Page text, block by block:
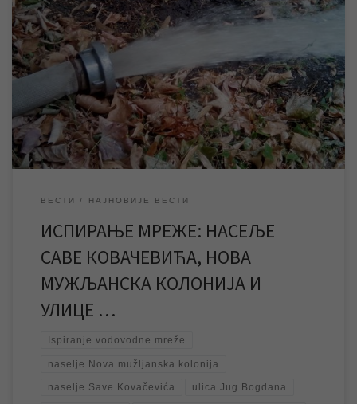
Данас у току преподнева радници ЈКП „Водовод и
канализација“ вршиће испирање водоводне мреже у насељу
Сава Ковачевић и Новој мужљанској колонији као и у улицама
Југ Богдана и Нушићевој. Из тог разлога могуће је да ће у
насељима у којима се врши испирање мреже, као и у
наведеним и околним […]
ВЕСТИ НАЈНОВИЈЕ ВЕСТИ
ИСПИРАЊЕ МРЕЖЕ: НАСЕЉЕ
САВЕ КОВАЧЕВИЋА, НОВА
МУЖЉАНСКА КОЛОНИЈА И
УЛИЦЕ …
Ispiranje vodovodne mreže
naselje Nova mužljanska kolonija
naselje Save Kovačevića ulica Jug Bogdana